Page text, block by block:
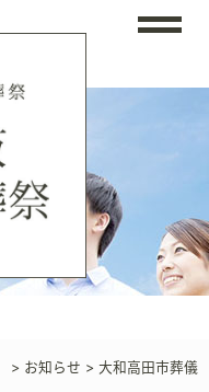
> お知らせ > 大和高田市葬儀